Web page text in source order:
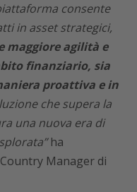
consente
in asset strategici,
maggiore agilità e
finanziario, sia
proattiva e in
che supera la
una nuova era di
ha
Country Manager di